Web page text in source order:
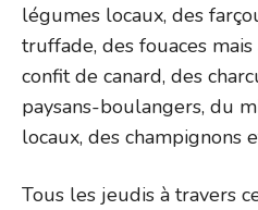
légumes locaux, des
truffade, des fouaces
confit de canard, des
paysans-boulangers, du
locaux, des champignons
Tous les jeudis à travers